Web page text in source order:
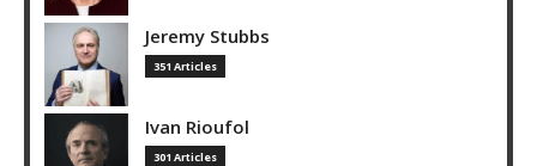
Jeremy Stubbs
351 Articles
Ivan Rioufol
301 Articles